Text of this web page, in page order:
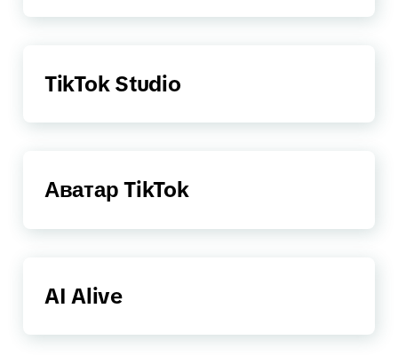
TikTok Studio
Аватар TikTok
AI Alive